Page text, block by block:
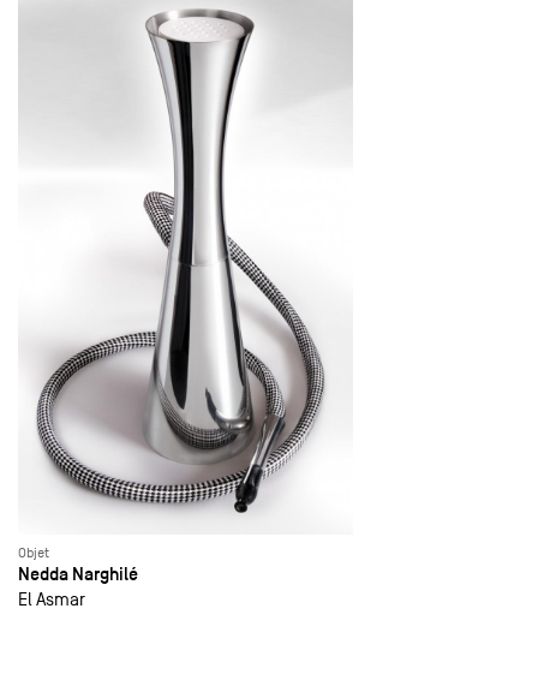
Objet
Nedda Narghilé
El Asmar